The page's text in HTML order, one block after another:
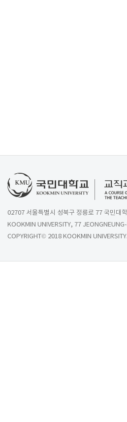
02707 서울특별시 성북구 정릉로 77 국민대
KOOKMIN UNIVERSITY, 77
COPYRIGHT© 2018 KOOKMIN